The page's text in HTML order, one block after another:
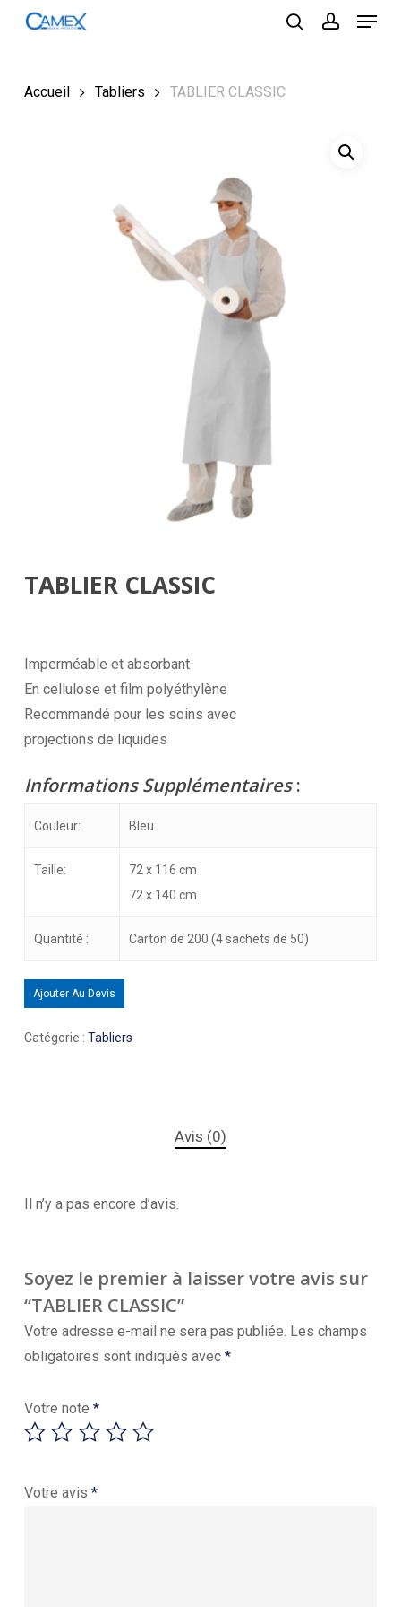
content
Menu
Accueil Tabliers TABLIER CLASSIC
TABLIER CLASSIC
Imperméable et absorbant
En cellulose et film polyéthylène
Recommandé pour les soins avec
projections de liquides
Informations Supplémentaires:
Couleur: Bleu
Taille:
72 x 116 cm
72 x 140 cm
Quantité : Carton de 200 (4 sachets de 50)
Ajouter Au Devis
Catégorie : Tabliers
Avis (0)
Il n’y a pas encore d’avis.
Soyez le premier à laisser votre avis sur
“TABLIER CLASSIC”
Votre adresse e-mail ne sera pas publiée. Les champs
obligatoires sont indiqués avec *
Votre note *
Votre avis *